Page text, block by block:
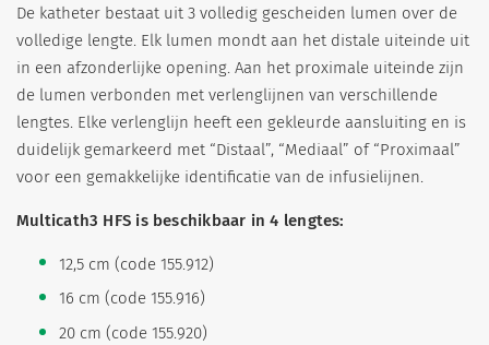
De katheter bestaat uit 3 volledig gescheiden lumen over de
volledige lengte. Elk lumen mondt aan het distale uiteinde uit
in een afzonderlijke opening. Aan het proximale uiteinde zijn
de lumen verbonden met verlenglijnen van verschillende
lengtes. Elke verlenglijn heeft een gekleurde aansluiting en is
duidelijk gemarkeerd met “Distaal”, “Mediaal” of “Proximaal”
voor een gemakkelijke identificatie van de infusielijnen.
Multicath3 HFS is beschikbaar in 4 lengtes:
12,5 cm (code 155.912)
16 cm (code 155.916)
20 cm (code 155.920)